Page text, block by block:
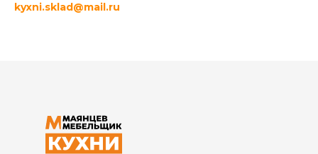
kyxni.sklad@mail.ru